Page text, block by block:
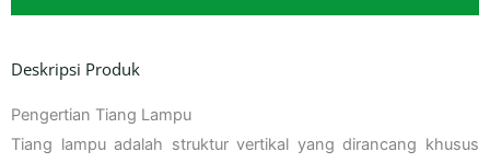
Deskripsi Produk
Pengertian Tiang Lampu
Tiang lampu adalah struktur vertikal yang dirancang khusus